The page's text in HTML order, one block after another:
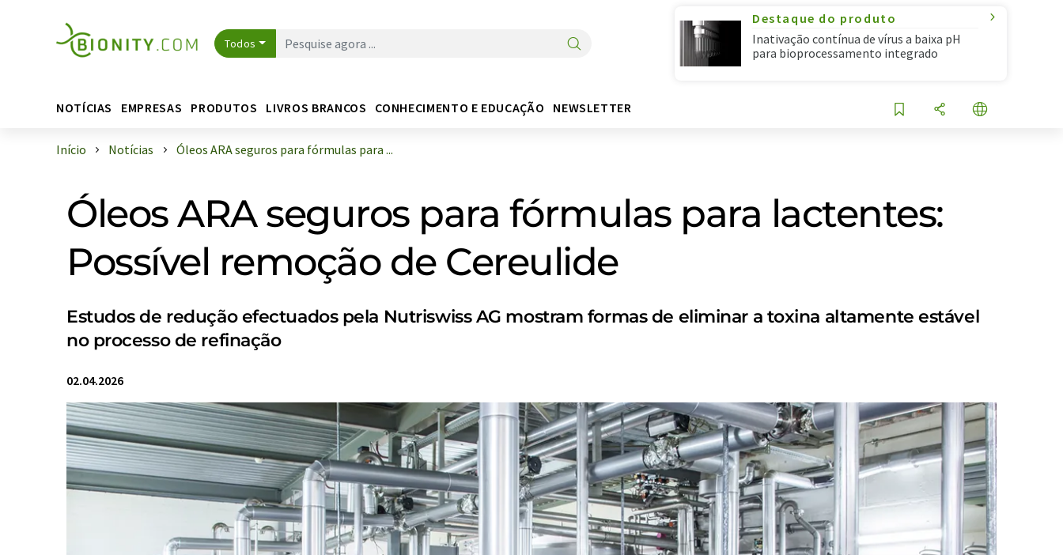
Todos
Destaque do produto
Inativação contínua de vírus a baixa pH
para bioprocessamento integrado
NOTÍCIAS EMPRESAS PRODUTOS LIVROS BRANCOS CONHECIMENTO E EDUCAÇÃO NEWSLETTER
Início Notícias Óleos ARA seguros para fórmulas para ...
Óleos ARA seguros para fórmulas para lactentes:
Possível remoção de Cereulide
Estudos de redução efectuados pela Nutriswiss AG mostram formas de eliminar a toxina altamente estável
no processo de refinação
02.04.2026